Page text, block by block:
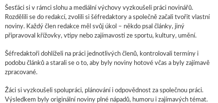
Šesťáci si v rámci slohu a mediální výchovy vyzkoušeli práci novinářů.
Rozdělili se do redakcí, zvolili si šéfredaktory a společně začali tvořit vlastní
noviny. Každý člen redakce měl svůj úkol – někdo psal články, jiný
připravoval křížovky, vtipy nebo zajímavosti ze sportu, kultury, umění.
Šéfredaktoři dohlíželi na práci jednotlivých členů, kontrolovali termíny i
podobu článků a starali se o to, aby byly noviny hotové včas a byly zajímavě
zpracované.
Žáci si vyzkoušeli spolupráci, plánování i odpovědnost za společnou práci.
Výsledkem byly originální noviny plné nápadů, humoru i zajímavých témat.